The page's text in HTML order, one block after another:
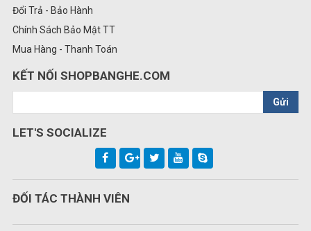
Đổi Trả - Bảo Hành
Chính Sách Bảo Mật TT
Mua Hàng - Thanh Toán
KẾT NỐI SHOPBANGHE.COM
Gửi
LET'S SOCIALIZE
ĐỐI TÁC THÀNH VIÊN